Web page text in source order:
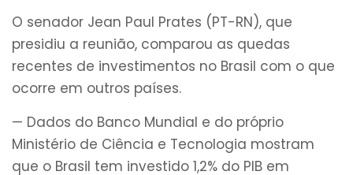
O senador Jean Paul Prates (PT-RN), que
presidiu a reunião, comparou as quedas
recentes de investimentos no Brasil com o que
ocorre em outros países.
— Dados do Banco Mundial e do próprio
Ministério de Ciência e Tecnologia mostram
que o Brasil tem investido 1,2% do PIB em